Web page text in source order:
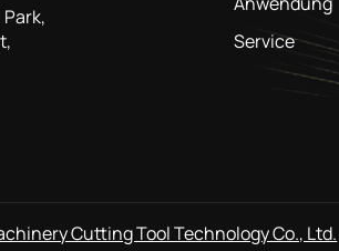
Service
Cutting Tool Technology Co., Ltd.